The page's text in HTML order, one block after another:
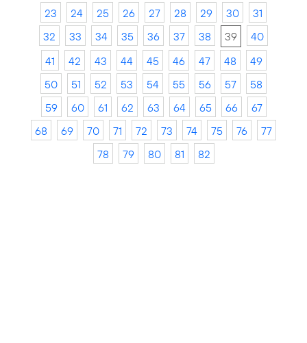
23
24 25 26 27 28 29 30
31
32
33 34 35 36 37 38 39
40
41
42 43 44 45 46 47 48
49
50
51 52 53 54 55 56 57
58
59
60 61 62 63 64 65 66
67
68
69 70 71 72 73 74 75 76
77
78
79 80 81 82